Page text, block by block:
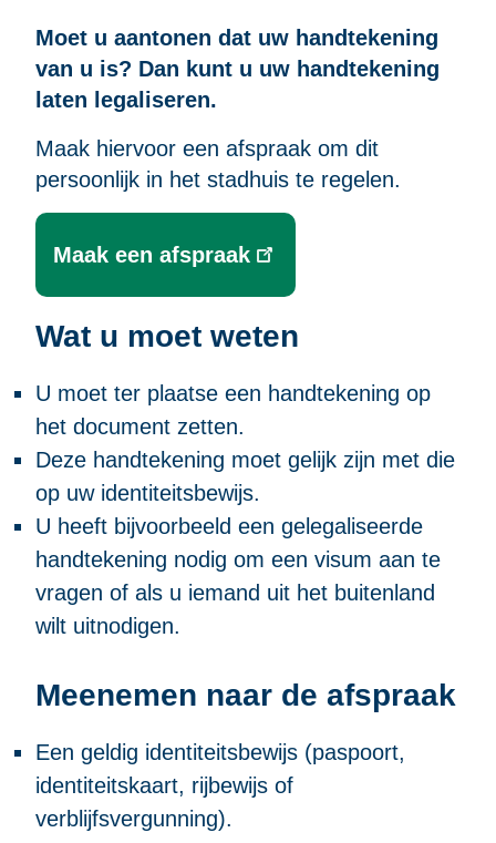
Moet u aantonen dat uw handtekening
van u is? Dan kunt u uw handtekening
laten legaliseren.
Maak hiervoor een afspraak om dit
persoonlijk in het stadhuis te regelen.
Maak een afspraak
Wat u moet weten
U moet ter plaatse een handtekening op
het document zetten.
Deze handtekening moet gelijk zijn met die
op uw identiteitsbewijs.
U heeft bijvoorbeeld een gelegaliseerde
handtekening nodig om een visum aan te
vragen of als u iemand uit het buitenland
wilt uitnodigen.
Meenemen naar de afspraak
Een geldig identiteitsbewijs (paspoort,
identiteitskaart, rijbewijs of
verblijfsvergunning).